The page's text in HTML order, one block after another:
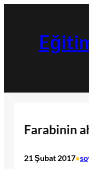
Farabinin
21 Şubat 2017•